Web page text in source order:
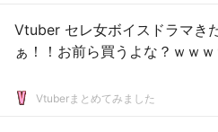
Vtuber セレ女ボイスドラマき
ぁ！！お前ら買うよな？ｗｗｗ
Vtuberまとめてみました